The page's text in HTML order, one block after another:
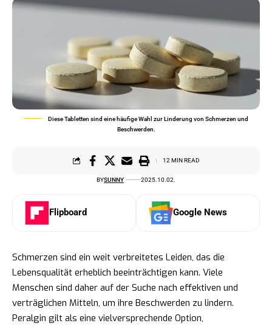
Diese Tabletten sind eine häufige Wahl zur Linderung von Schmerzen und
Beschwerden.
BYSUNNY 2025.10.02.
12 MIN READ
Flipboard Google News
Schmerzen sind ein weit verbreitetes Leiden, das die
Lebensqualität erheblich beeinträchtigen kann. Viele
Menschen sind daher auf der Suche nach effektiven und
verträglichen Mitteln, um ihre Beschwerden zu lindern.
Peralgin gilt als eine vielversprechende Option,